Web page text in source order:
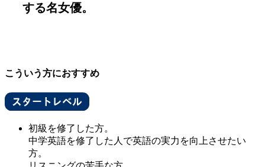
する名女優。
こういう方におすすめ
初級を修了した方。
中学英語を修了した人で英語の実力を向上させたい
方。